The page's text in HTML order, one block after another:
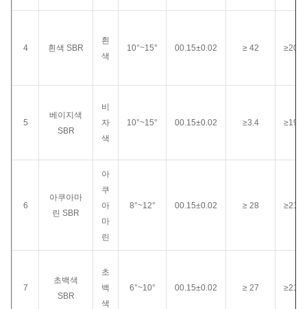
4 흰색 SBR
흰
색
10°~15° 00.15±0.02 ≥ 42 ≥200
5
베이지색
SBR
비
자
색
10°~15° 00.15±0.02 ≥3.4 ≥190
6
아쿠아마
린 SBR
아
쿠
아
마
린
8°~12° 00.15±0.02 ≥ 28 ≥210
7
초백색
SBR
초
백
색
6°~10° 00.15±0.02 ≥ 27 ≥210